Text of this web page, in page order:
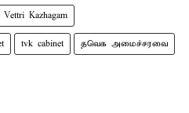
Vettri Kazhagam
tvk cabinet தவெக அமைச்சரவை